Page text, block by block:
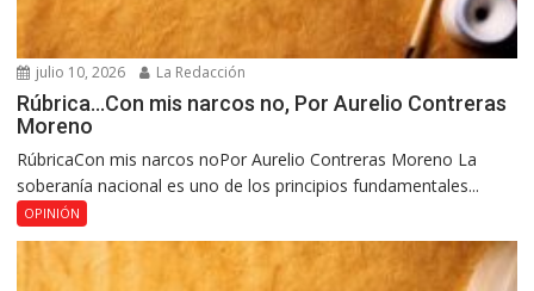
julio 10, 2026 La Redacción
Rúbrica…Con mis narcos no, Por Aurelio Contreras
Moreno
RúbricaCon mis narcos noPor Aurelio Contreras Moreno La
soberanía nacional es uno de los principios fundamentales...
OPINIÓN